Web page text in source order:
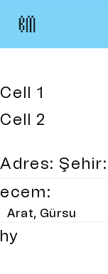
Skip
content
Cell 1
Cell 2
Adres:
ecem:
Arat, Gürsu
hy